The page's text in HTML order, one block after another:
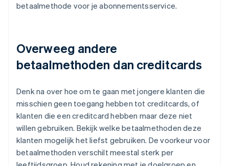
betaalmethode voor je abonnementsservice.
Overweeg andere
betaalmethoden dan creditcards
Denk na over hoe om te gaan met jongere klanten die
misschien geen toegang hebben tot creditcards, of
klanten die een creditcard hebben maar deze niet
willen gebruiken. Bekijk welke betaalmethoden deze
klanten mogelijk het liefst gebruiken. De voorkeur voor
betaalmethoden verschilt meestal sterk per